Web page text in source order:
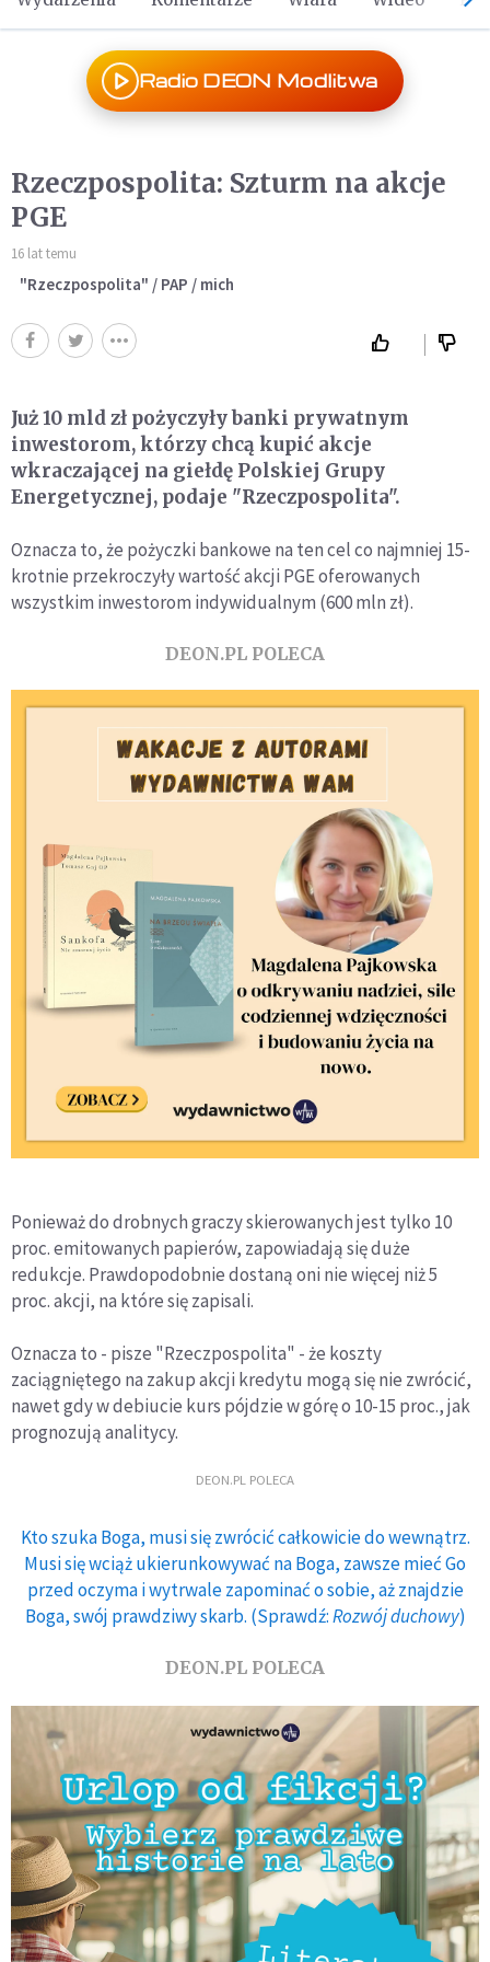
Radio DEON Modlitwa
Rzeczpospolita: Szturm na akcje
PGE
16 lat temu
"Rzeczpospolita" / PAP / mich
Już 10 mld zł pożyczyły banki prywatnym
inwestorom, którzy chcą kupić akcje
wkraczającej na giełdę Polskiej Grupy
Energetycznej, podaje "Rzeczpospolita".
Oznacza to, że pożyczki bankowe na ten cel co najmniej 15-
krotnie przekroczyły wartość akcji PGE oferowanych
wszystkim inwestorom indywidualnym (600 mln zł).
DEON.PL POLECA
Ponieważ do drobnych graczy skierowanych jest tylko 10
proc. emitowanych papierów, zapowiadają się duże
redukcje. Prawdopodobnie dostaną oni nie więcej niż 5
proc. akcji, na które się zapisali.
Oznacza to - pisze "Rzeczpospolita" - że koszty
zaciągniętego na zakup akcji kredytu mogą się nie zwrócić,
nawet gdy w debiucie kurs pójdzie w górę o 10-15 proc., jak
prognozują analitycy.
DEON.PL POLECA
Kto szuka Boga, musi się zwrócić całkowicie do wewnątrz.
Musi się wciąż ukierunkowywać na Boga, zawsze mieć Go
przed oczyma i wytrwale zapominać o sobie, aż znajdzie
Boga, swój prawdziwy skarb. (Sprawdź:Rozwój duchowy)
DEON.PL POLECA